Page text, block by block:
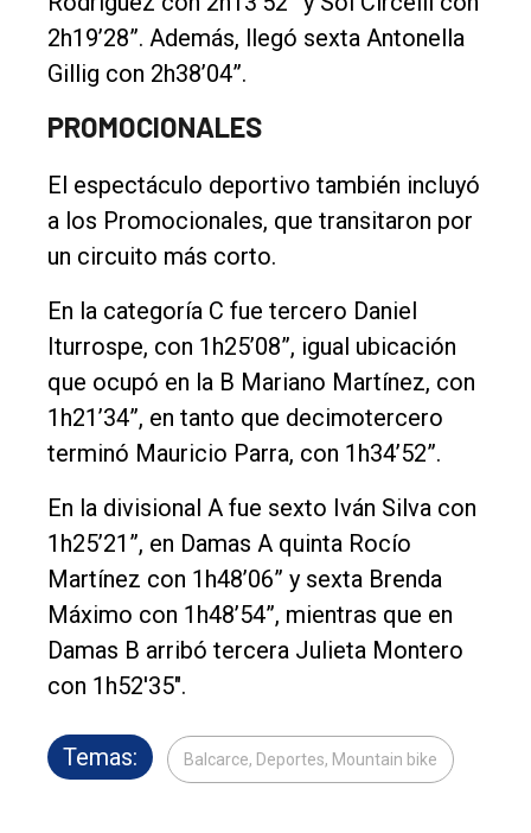
2h19’28”. Además, llegó sexta Antonella
Gillig con 2h38’04”.
PROMOCIONALES
El espectáculo deportivo también incluyó
a los Promocionales, que transitaron por
un circuito más corto.
En la categoría C fue tercero Daniel
Iturrospe, con 1h25’08”, igual ubicación
que ocupó en la B Mariano Martínez, con
1h21’34”, en tanto que decimotercero
terminó Mauricio Parra, con 1h34’52”.
En la divisional A fue sexto Iván Silva con
1h25’21”, en Damas A quinta Rocío
Martínez con 1h48’06” y sexta Brenda
Máximo con 1h48’54”, mientras que en
Damas B arribó tercera Julieta Montero
con 1h52'35".
Temas: Balcarce, Deportes, Mountain bike